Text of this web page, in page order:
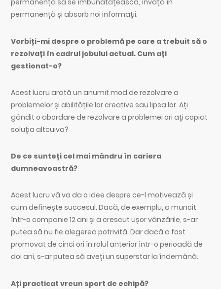
permanență să se îmbunătățească, învață în
permanență și absorb noi informații.
Vorbiți-mi despre o problemă pe care a trebuit să o
rezolvați în cadrul jobului actual. Cum ați
gestionat-o?
Acest lucru arată un anumit mod de rezolvare a
problemelor și abilitățile lor creative sau lipsa lor. Ați
gândit o abordare de rezolvare a problemei ori ați copiat
soluția altcuiva?
De ce sunteți cel mai mândru în cariera
dumneavoastră?
Acest lucru vă va da o idee despre ce-l motivează și
cum definește succesul. Dacă, de exemplu, a muncit
într-o companie 12 ani și a crescut ușor vânzările, s-ar
putea să nu fie alegerea potrivită. Dar dacă a fost
promovat de cinci ori în rolul anterior într-o perioadă de
doi ani, s-ar putea să aveți un superstar la îndemână.
Ați practicat vreun sport de echipă?